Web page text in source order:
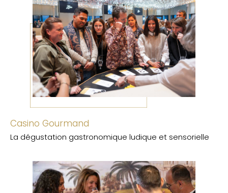
Casino Gourmand
La dégustation gastronomique ludique et sensorielle